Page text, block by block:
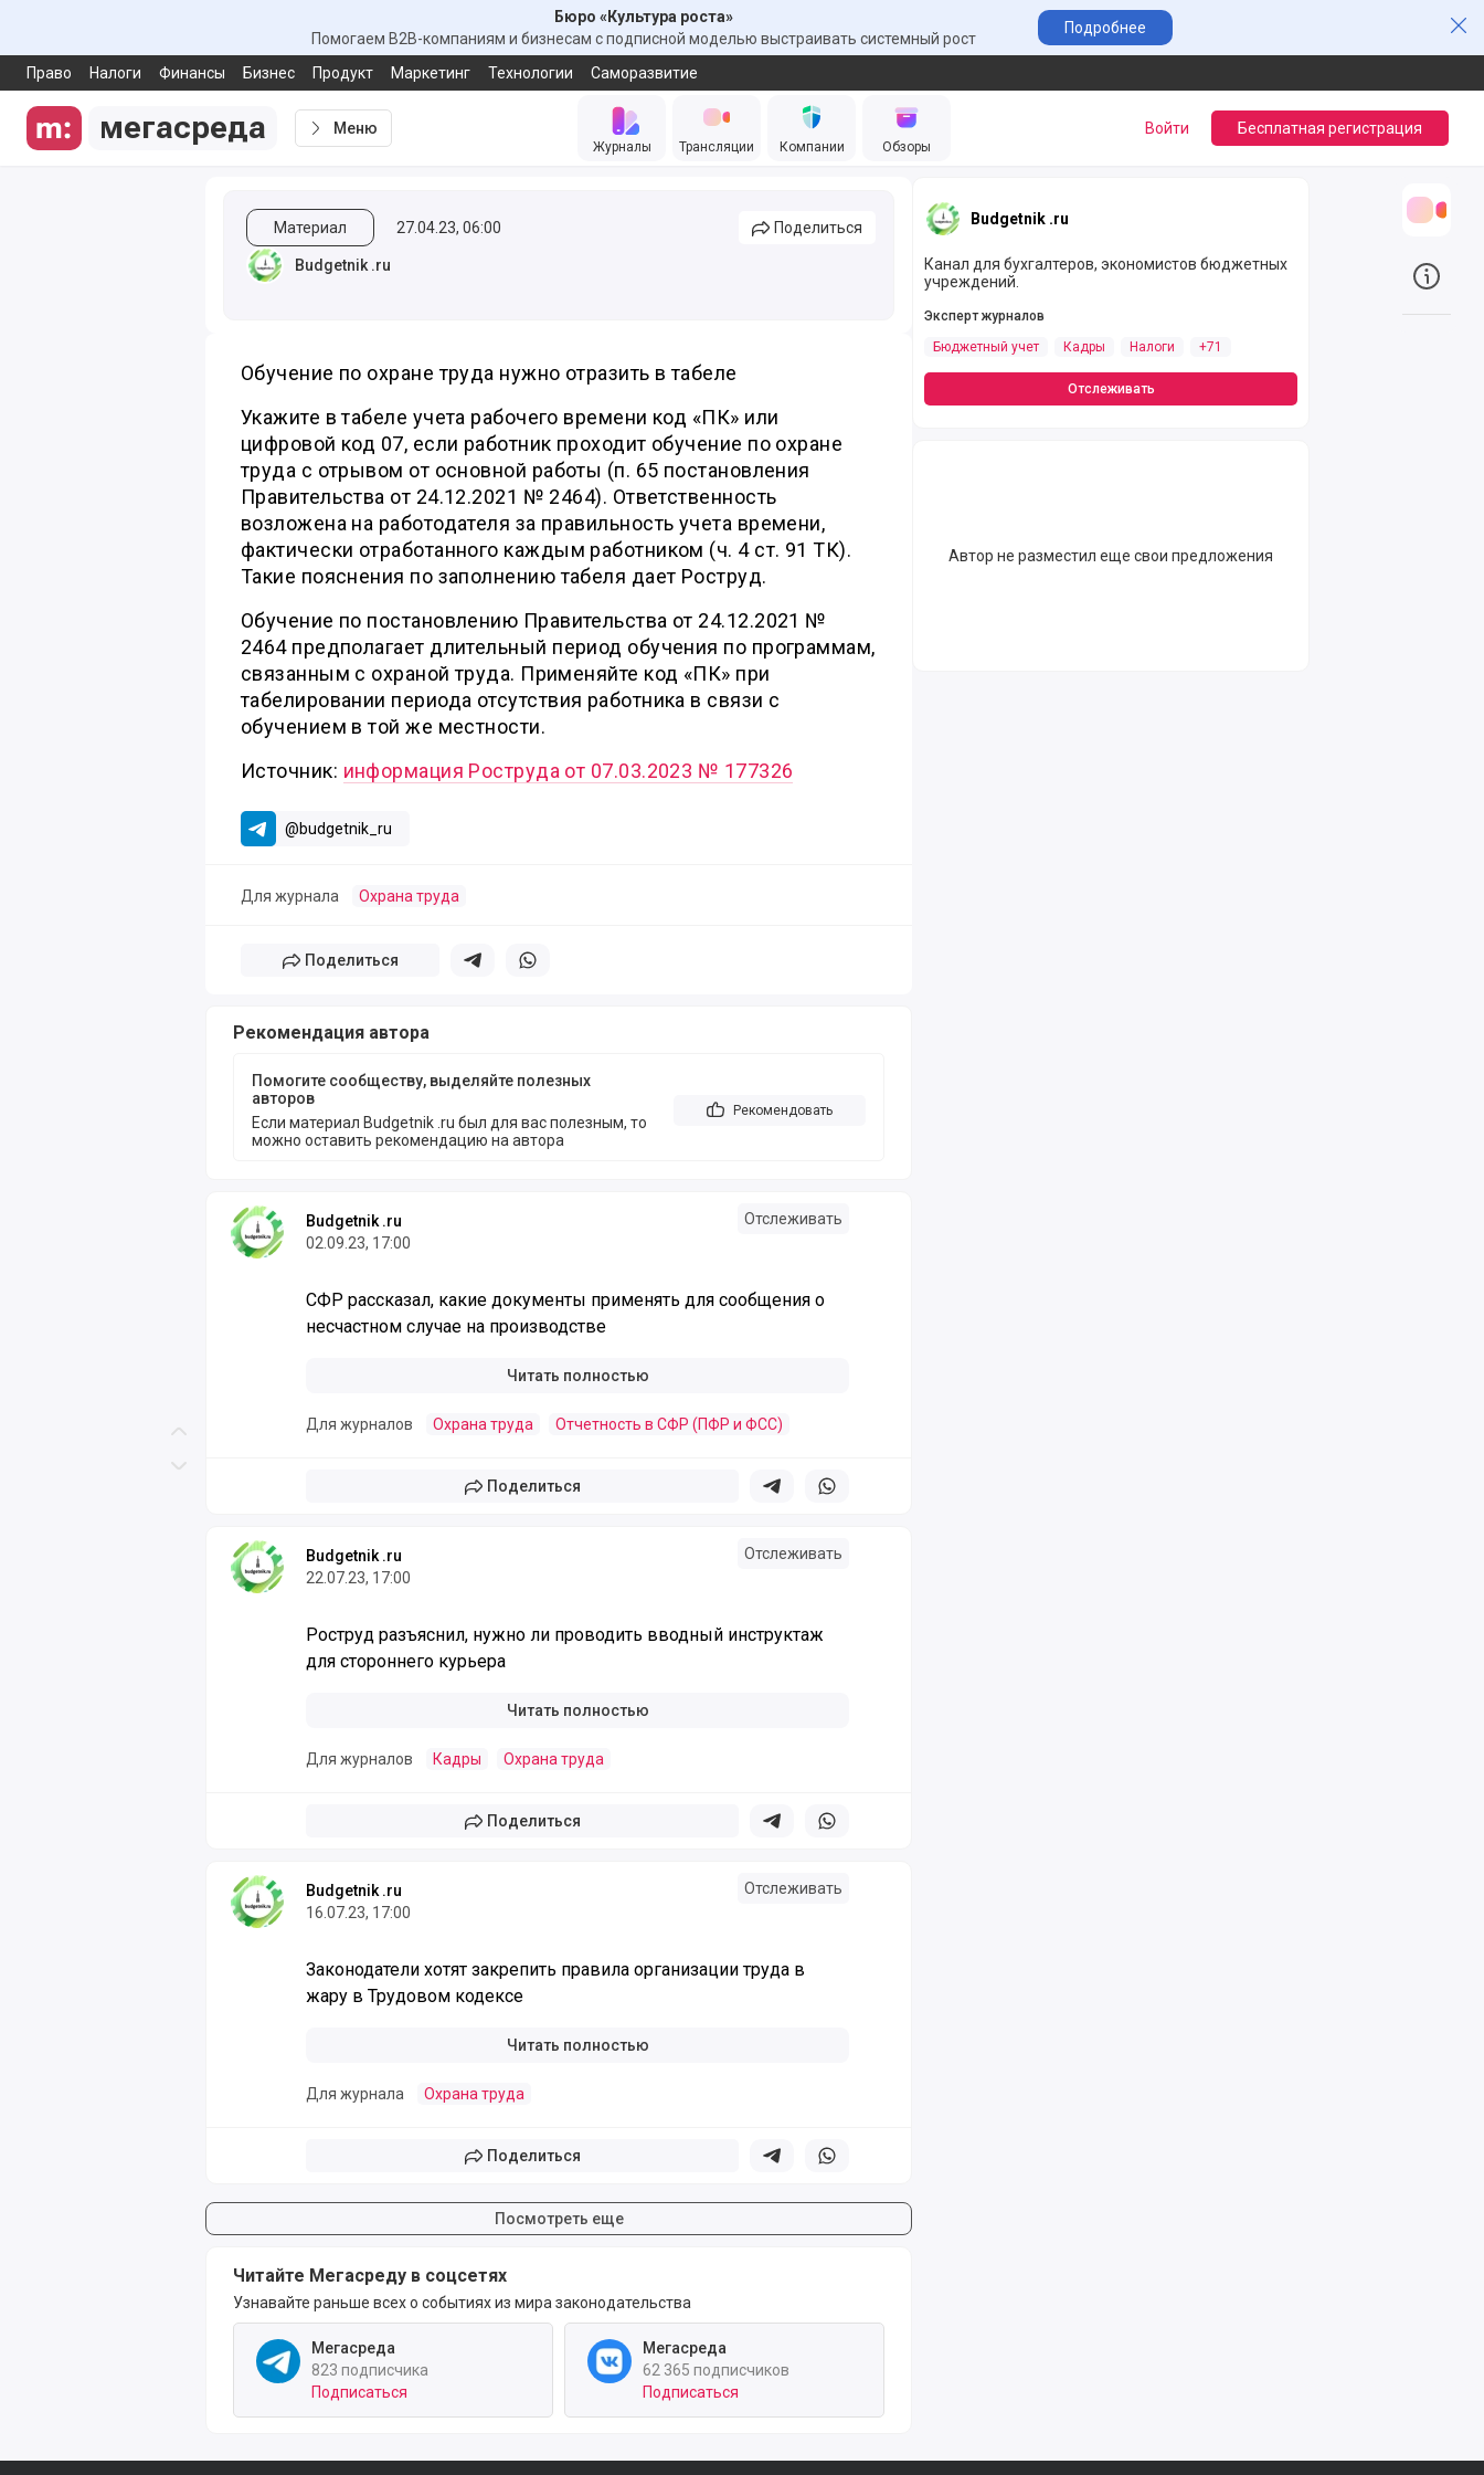
Бюро «Культура роста»
Помогаем B2B-компаниям и бизнесам с подписной моделью выстраивать системный рост
Подробнее
Право Налоги Финансы Бизнес Продукт Маркетинг Технологии Саморазвитие
мегасреда Меню
Журналы Трансляции Компании Обзоры
Войти Бесплатная регистрация
Скролл вниз
Материал 27.04.23, 06:00 Поделиться
Budgetnik .ru
Обучение по охране труда нужно отразить в табеле
Укажите в табеле учета рабочего времени код «ПК» или
цифровой код 07, если работник проходит обучение по охране
труда с отрывом от основной работы (п. 65 постановления
Правительства от 24.12.2021 № 2464). Ответственность
возложена на работодателя за правильность учета времени,
фактически отработанного каждым работником (ч. 4 ст. 91 ТК).
Такие пояснения по заполнению табеля дает Роструд.
Обучение по постановлению Правительства от 24.12.2021 №
2464 предполагает длительный период обучения по программам,
связанным с охраной труда. Применяйте код «ПК» при
табелировании периода отсутствия работника в связи с
обучением в той же местности.
Источник: информация Роструда от 07.03.2023 № 177326
@budgetnik_ru
Для журнала Охрана труда
Поделиться Поделиться в телеграм
Поделиться в whatsapp
Рекомендация автора
Помогите сообществу, выделяйте полезных
авторов
Если материал Budgetnik .ru был для вас полезным, то
можно оставить рекомендацию на автора
Рекомендовать
Budgetnik .ru
02.09.23, 17:00
Отслеживать
СФР рассказал, какие документы применять для сообщения о
несчастном случае на производстве
Читать полностью
Для журналов Охрана труда Отчетность в СФР (ПФР и ФСС)
Поделиться Поделиться в телеграм
Поделиться в whatsapp
Budgetnik .ru
22.07.23, 17:00
Отслеживать
Роструд разъяснил, нужно ли проводить вводный инструктаж
для стороннего курьера
Читать полностью
Для журналов Кадры Охрана труда
Поделиться Поделиться в телеграм
Поделиться в whatsapp
Budgetnik .ru
16.07.23, 17:00
Отслеживать
Законодатели хотят закрепить правила организации труда в
жару в Трудовом кодексе
Читать полностью
Для журнала Охрана труда
Поделиться Поделиться в телеграм
Поделиться в whatsapp
Посмотреть еще
Читайте Мегасреду в соцсетях
Узнавайте раньше всех о событиях из мира законодательства
Мегасреда
823 подписчика
Подписаться
Мегасреда
62 365 подписчиков
Подписаться
Budgetnik .ru
Канал для бухгалтеров, экономистов бюджетных
учреждений.
Эксперт журналов
Бюджетный учет
Кадры Налоги +71
Отслеживать
Автор не разместил еще свои предложения
О